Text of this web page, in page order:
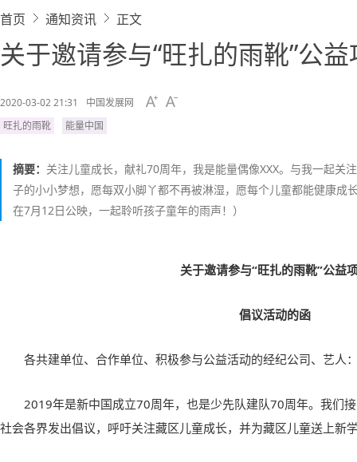
首页 通知资讯 正文
关于邀请参与“旺扎的雨靴”公
2020-03-02 21:31
中国发展网
旺扎的雨靴
能量中国
摘要： 关注儿童成长，献礼70周年，我是能量偶像XXX。与我一起关
子的小小梦想，愿每双小脚丫都不再被淋湿，愿每个儿童都能健康成
在7月12日公映，一起聆听孩子童年的雨声！）
关于邀请参与“旺扎的雨靴”公益
倡议活动的函
各共建单位、合作单位、积极参与公益活动的经纪公司、艺人
2019年是新中国成立70周年，也是少先队建队70周年。我们
社会各界发出倡议，呼吁关注藏区儿童成长，并为藏区儿童送上新